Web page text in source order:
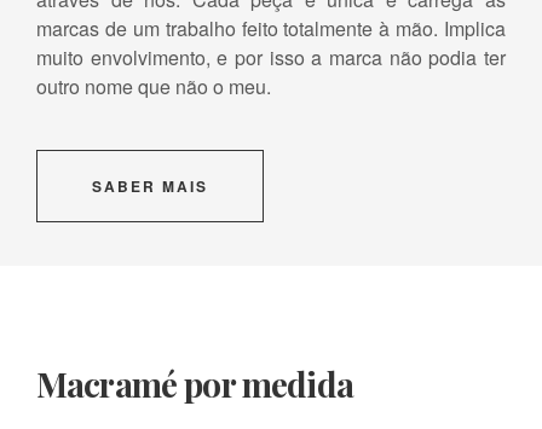
marcas de um trabalho feito totalmente à mão. Implica
muito envolvimento, e por isso a marca não podia ter
outro nome que não o meu.
SABER MAIS
Macramé por medida